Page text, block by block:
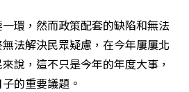
環，然而政策配套的缺陷和無法
法解決民眾疑慮，在今年屢屢北
說，這不只是今年的年度大事，
的重要議題。